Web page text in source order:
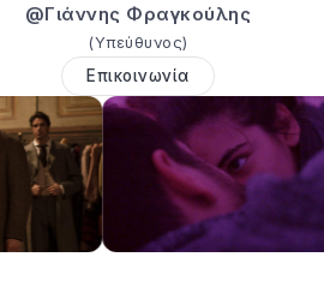
@Γιάννης Φραγκούλης
(Υπεύθυνος)
Επικοινωνία